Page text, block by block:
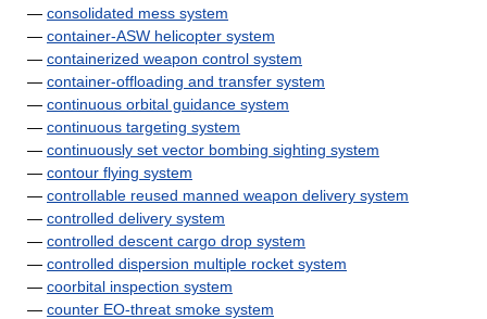
— consolidated mess system
— container-ASW helicopter system
— containerized weapon control system
— container-offloading and transfer system
— continuous orbital guidance system
— continuous targeting system
— continuously set vector bombing sighting system
— contour flying system
— controllable reused manned weapon delivery system
— controlled delivery system
— controlled descent cargo drop system
— controlled dispersion multiple rocket system
— coorbital inspection system
— counter EO-threat smoke system